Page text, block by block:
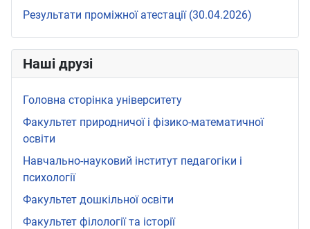
Результати проміжної атестації (30.04.2026)
Наші друзі
Головна сторінка університету
Факультет природничої і фізико-математичної
освіти
Навчально-науковий інститут педагогіки і
психології
Факультет дошкільної освіти
Факультет філології та історії